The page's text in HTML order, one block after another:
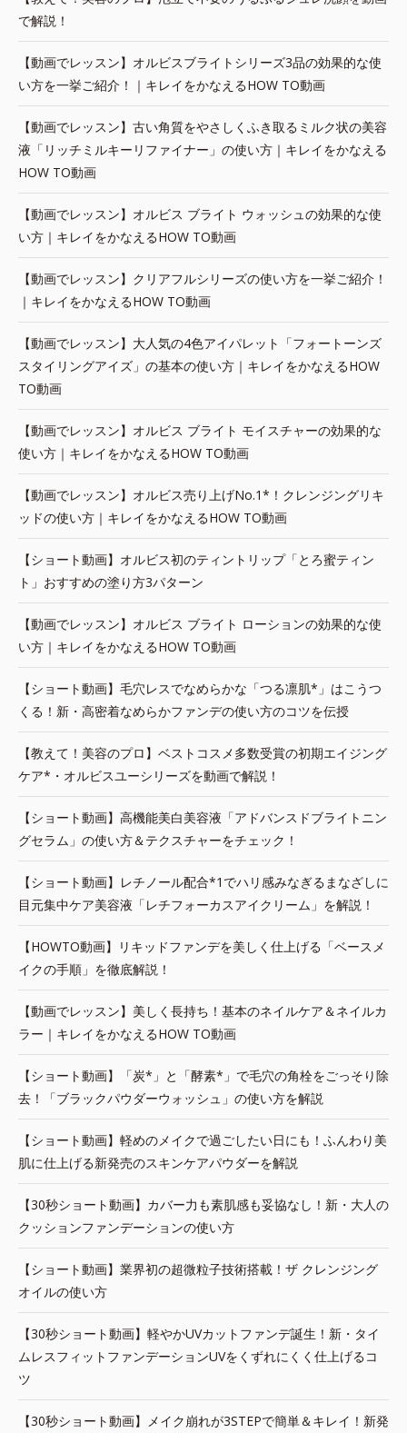
で解説！
【動画でレッスン】オルビスブライトシリーズ3品の効果的な使
い方を一挙ご紹介！｜キレイをかなえるHOW TO動画
【動画でレッスン】古い角質をやさしくふき取るミルク状の美容
液「リッチミルキーリファイナー」の使い方｜キレイをかなえる
HOW TO動画
【動画でレッスン】オルビス ブライト ウォッシュの効果的な使
い方｜キレイをかなえるHOW TO動画
【動画でレッスン】クリアフルシリーズの使い方を一挙ご紹介！
｜キレイをかなえるHOW TO動画
【動画でレッスン】大人気の4色アイパレット「フォートーンズ
スタイリングアイズ」の基本の使い方｜キレイをかなえるHOW
TO動画
【動画でレッスン】オルビス ブライト モイスチャーの効果的な
使い方｜キレイをかなえるHOW TO動画
【動画でレッスン】オルビス売り上げNo.1*！クレンジングリキ
ッドの使い方｜キレイをかなえるHOW TO動画
【ショート動画】オルビス初のティントリップ「とろ蜜ティン
ト」おすすめの塗り方3パターン
【動画でレッスン】オルビス ブライト ローションの効果的な使
い方｜キレイをかなえるHOW TO動画
【ショート動画】毛穴レスでなめらかな「つる凛肌*」はこうつ
くる！新・高密着なめらかファンデの使い方のコツを伝授
【教えて！美容のプロ】ベストコスメ多数受賞の初期エイジング
ケア*・オルビスユーシリーズを動画で解説！
【ショート動画】高機能美白美容液「アドバンスドブライトニン
グセラム」の使い方＆テクスチャーをチェック！
【ショート動画】レチノール配合*1でハリ感みなぎるまなざしに
目元集中ケア美容液「レチフォーカスアイクリーム」を解説！
【HOWTO動画】リキッドファンデを美しく仕上げる「ベースメ
イクの手順」を徹底解説！
【動画でレッスン】美しく長持ち！基本のネイルケア＆ネイルカ
ラー｜キレイをかなえるHOW TO動画
【ショート動画】「炭*」と「酵素*」で毛穴の角栓をごっそり除
去！「ブラックパウダーウォッシュ」の使い方を解説
【ショート動画】軽めのメイクで過ごしたい日にも！ふんわり美
肌に仕上げる新発売のスキンケアパウダーを解説
【30秒ショート動画】カバー力も素肌感も妥協なし！新・大人の
クッションファンデーションの使い方
【ショート動画】業界初の超微粒子技術搭載！ザ クレンジング
オイルの使い方
【30秒ショート動画】軽やかUVカットファンデ誕生！新・タイ
ムレスフィットファンデーションUVをくずれにくく仕上げるコ
ツ
【30秒ショート動画】メイク崩れが3STEPで簡単＆キレイ！新発